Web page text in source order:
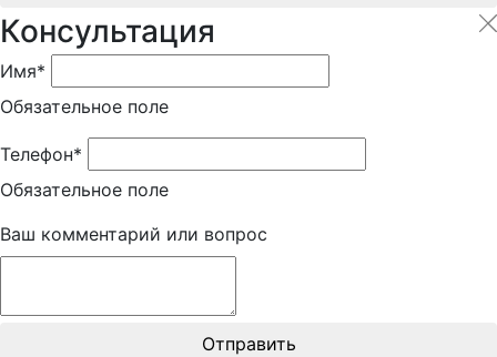
Консультация
Имя*
Обязательное поле
Телефон*
Обязательное поле
Ваш комментарий или вопрос
Отправить